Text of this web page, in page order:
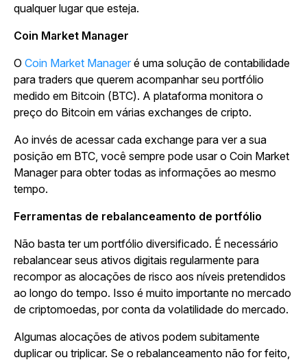
qualquer lugar que esteja.
Coin Market Manager
O Coin Market Manager é uma solução de contabilidade
para traders que querem acompanhar seu portfólio
medido em Bitcoin (BTC). A plataforma monitora o
preço do Bitcoin em várias exchanges de cripto.
Ao invés de acessar cada exchange para ver a sua
posição em BTC, você sempre pode usar o Coin Market
Manager para obter todas as informações ao mesmo
tempo.
Ferramentas de rebalanceamento de portfólio
Não basta ter um portfólio diversificado. É necessário
rebalancear seus ativos digitais regularmente para
recompor as alocações de risco aos níveis pretendidos
ao longo do tempo. Isso é muito importante no mercado
de criptomoedas, por conta da volatilidade do mercado.
Algumas alocações de ativos podem subitamente
duplicar ou triplicar. Se o rebalanceamento não for feito,